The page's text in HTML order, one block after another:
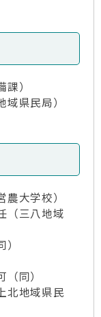
）
県民局）
大学校）
（三八地域
同）
北地域県民